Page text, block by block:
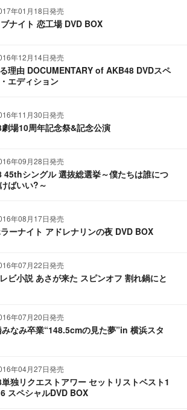
年01月18日発売
ナイト 恋工場 DVD BOX
年12月14日発売
理由 DOCUMENTARY of AKB48 DVDスペ
エディション
年11月30日発売
場10周年記念祭&記念公演
年09月28日発売
45thシングル 選抜総選挙～僕たちは誰につ
ばいい?～
年08月17日発売
ーナイト アドレナリンの夜 DVD BOX
年07月22日発売
ビ小説 あさが来た スピンオフ 割れ鍋にと
年07月20日発売
なみ卒業“148.5cmの見た夢”in 横浜スタ
年04月27日発売
独リクエストアワー セットリストベスト1
スペシャルDVD BOX